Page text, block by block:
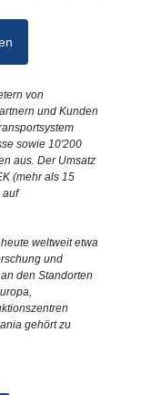
von
und Kunden
sowie 10'200
aus. Der Umsatz
(mehr als 15
auf
weltweit etwa
und
den Standorten
gehört zu